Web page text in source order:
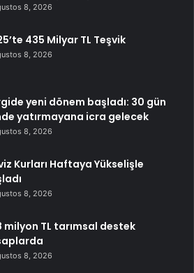
8, 2026
435 Milyar TL Teşvik
8, 2026
yeni dönem başladı: 30 gün
yatırmayana icra gelecek
8, 2026
Kurları Haftaya Yükselişle
8, 2026
milyon TL tarımsal destek
8, 2026